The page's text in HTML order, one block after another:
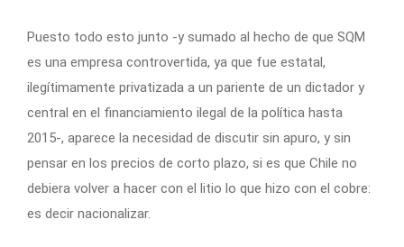
Puesto todo esto junto -y sumado al hecho de que SQM
es una empresa controvertida, ya que fue estatal,
ilegítimamente privatizada a un pariente de un dictador y
central en el financiamiento ilegal de la política hasta
2015-, aparece la necesidad de discutir sin apuro, y sin
pensar en los precios de corto plazo, si es que Chile no
debiera volver a hacer con el litio lo que hizo con el cobre:
es decir nacionalizar.